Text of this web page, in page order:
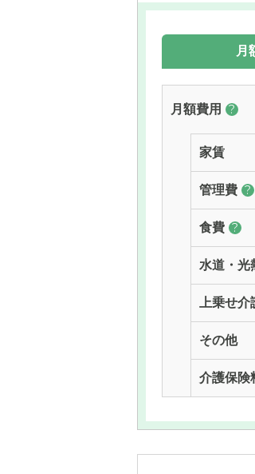
月
月額費用 ?
家賃
管理費 ?
食費 ?
水道・光
上乗せ介
その他
介護保険